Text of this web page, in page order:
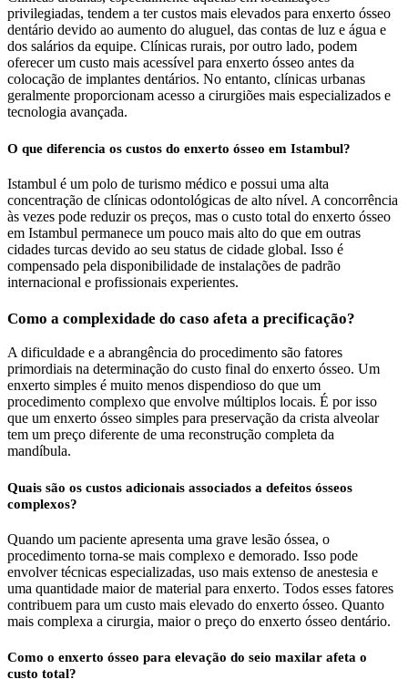
privilegiadas, tendem a ter custos mais elevados para enxerto ósseo
dentário devido ao aumento do aluguel, das contas de luz e água e
dos salários da equipe. Clínicas rurais, por outro lado, podem
oferecer um custo mais acessível para enxerto ósseo antes da
colocação de implantes dentários. No entanto, clínicas urbanas
geralmente proporcionam acesso a cirurgiões mais especializados e
tecnologia avançada.
O que diferencia os custos do enxerto ósseo em Istambul?
Istambul é um polo de turismo médico e possui uma alta
concentração de clínicas odontológicas de alto nível. A concorrência
às vezes pode reduzir os preços, mas o custo total do enxerto ósseo
em Istambul permanece um pouco mais alto do que em outras
cidades turcas devido ao seu status de cidade global. Isso é
compensado pela disponibilidade de instalações de padrão
internacional e profissionais experientes.
Como a complexidade do caso afeta a precificação?
A dificuldade e a abrangência do procedimento são fatores
primordiais na determinação do custo final do enxerto ósseo. Um
enxerto simples é muito menos dispendioso do que um
procedimento complexo que envolve múltiplos locais. É por isso
que um enxerto ósseo simples para preservação da crista alveolar
tem um preço diferente de uma reconstrução completa da
mandíbula.
Quais são os custos adicionais associados a defeitos ósseos
complexos?
Quando um paciente apresenta uma grave lesão óssea, o
procedimento torna-se mais complexo e demorado. Isso pode
envolver técnicas especializadas, uso mais extenso de anestesia e
uma quantidade maior de material para enxerto. Todos esses fatores
contribuem para um custo mais elevado do enxerto ósseo. Quanto
mais complexa a cirurgia, maior o preço do enxerto ósseo dentário.
Como o enxerto ósseo para elevação do seio maxilar afeta o
custo total?